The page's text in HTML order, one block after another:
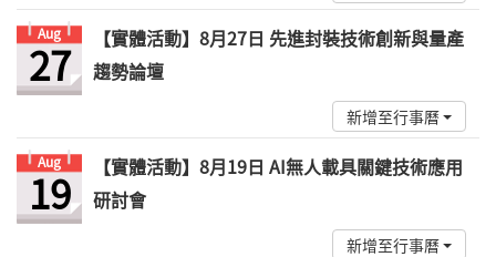
Aug
27
【實體活動】8月27日 先進封裝技術創新與量產
趨勢論壇
新增至行事曆
Aug
19
【實體活動】8月19日 AI無人載具關鍵技術應用
研討會
新增至行事曆